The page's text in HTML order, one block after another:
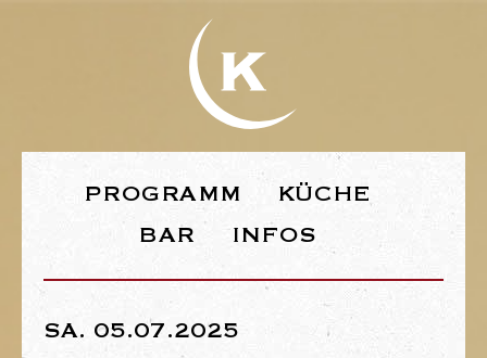
PROGRAMM
KÜCHE
BAR
INFOS
SA. 05.07.2025